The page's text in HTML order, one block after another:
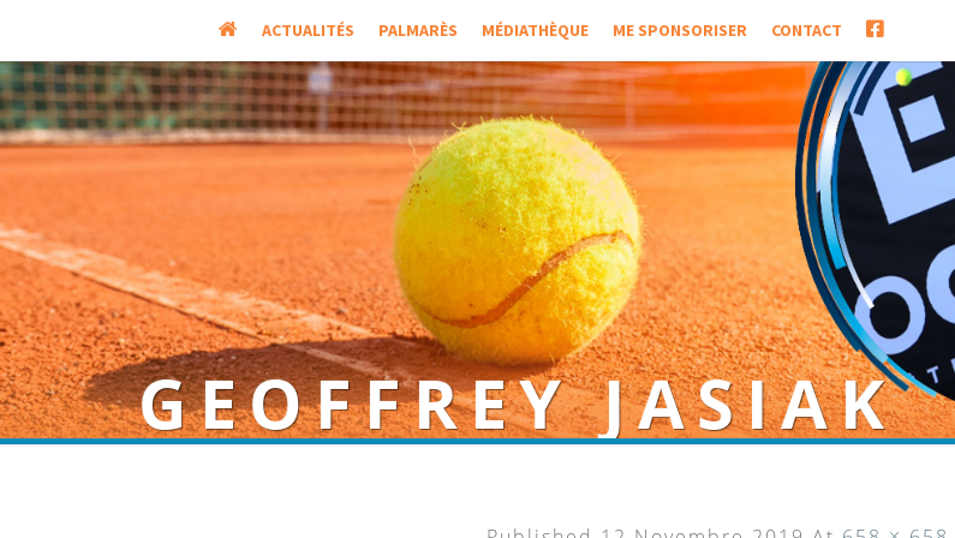
ACCUEILACTUALITÉS PALMARÈS MÉDIATHÈQUE ME SPONSORISER CONTACT FACEBOOK
GEOFFREY JASIAK